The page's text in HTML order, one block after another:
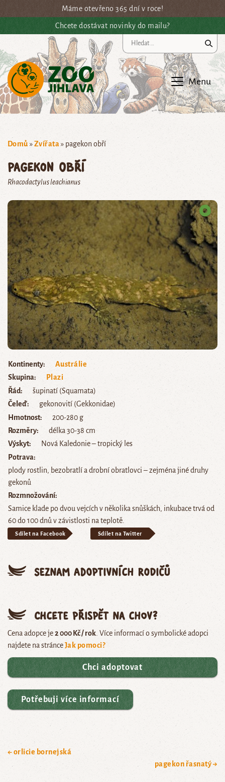
Přejít na hlavní obsahMáme otevřeno 365 dní v roce!
Chcete dostávat novinky do mailu?
Menu
Domů »Zvířata» pagekon obří
pagekon obří
Rhacodactylus leachianus
Kontinenty
Austrálie
Skupina
Plazi
Řád
šupinatí (Squamata)
Čeleď
gekonovití (Gekkonidae)
Hmotnost
200-280 g
Rozměry
délka 30-38 cm
Výskyt
Nová Kaledonie – tropický les
Potrava
plody rostlin, bezobratlí a drobní obratlovci – zejména jiné druhy
gekonů
Rozmnožování
Samice klade po dvou vejcích v několika snůškách, inkubace trvá od
60 do 100 dnů v závistlosti na teplotě.
Sdílet na Facebook Sdílet na Twitter
Seznam adoptivních rodičů
Chcete přispět na chov?
Cena adopce je2 000 Kč / rok . Více informací o symbolické adopci
najdete na stránceJak pomoci?
Chci adoptovat
Potřebuji více informací
← orlicie bornejská
pagekon řasnatý →